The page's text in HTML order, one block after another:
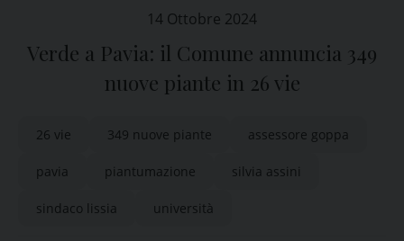
14 Ottobre 2024
Verde a Pavia: il Comune annuncia 349
nuove piante in 26 vie
26 vie 349 nuove piante assessore goppa
pavia piantumazione silvia assini
sindaco lissia università